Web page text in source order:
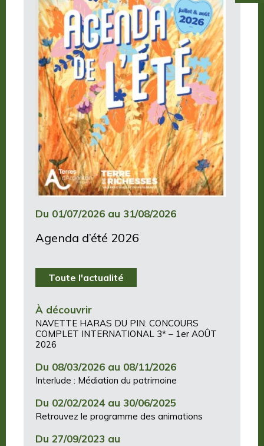
Du 01/07/2026 au 31/08/2026
Agenda d’été 2026
Toute l'actualité
À découvrir
NAVETTE HARAS DU PIN: CONCOURS
COMPLET INTERNATIONAL 3* – 1er AOÛT
2026
Du 08/03/2026 au 08/11/2026
Interlude : Médiation du patrimoine
Du 02/02/2024 au 30/06/2025
Retrouvez le programme des animations
Du 27/09/2023 au